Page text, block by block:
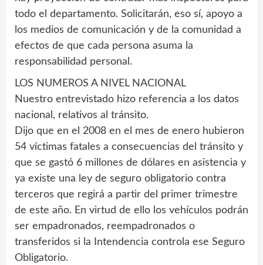
todo el departamento. Solicitarán, eso sí, apoyo a
los medios de comunicación y de la comunidad a
efectos de que cada persona asuma la
responsabilidad personal.
LOS NUMEROS A NIVEL NACIONAL
Nuestro entrevistado hizo referencia a los datos
nacional, relativos al tránsito.
Dijo que en el 2008 en el mes de enero hubieron
54 víctimas fatales a consecuencias del tránsito y
que se gastó 6 millones de dólares en asistencia y
ya existe una ley de seguro obligatorio contra
terceros que regirá a partir del primer trimestre
de este año. En virtud de ello los vehículos podrán
ser empadronados, reempadronados o
transferidos si la Intendencia controla ese Seguro
Obligatorio.